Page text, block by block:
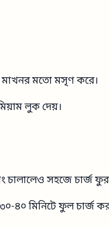
মাখনর মতো মসৃণ করে।
লুক দেয়।
চালালেও সহজে চার্জ
৪০ মিনিটে ফুল চার্জ